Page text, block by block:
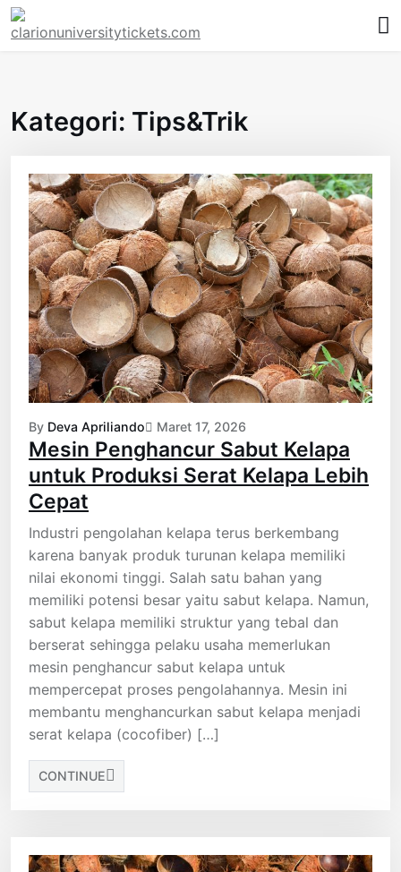
Skip
to
Kategori: Tips&Trik
By Deva Apriliando Maret 17, 2026
Mesin Penghancur Sabut Kelapa
untuk Produksi Serat Kelapa Lebih
Cepat
Industri pengolahan kelapa terus berkembang
karena banyak produk turunan kelapa memiliki
nilai ekonomi tinggi. Salah satu bahan yang
memiliki potensi besar yaitu sabut kelapa. Namun,
sabut kelapa memiliki struktur yang tebal dan
berserat sehingga pelaku usaha memerlukan
mesin penghancur sabut kelapa untuk
mempercepat proses pengolahannya. Mesin ini
membantu menghancurkan sabut kelapa menjadi
serat kelapa (cocofiber) […]
CONTINUE